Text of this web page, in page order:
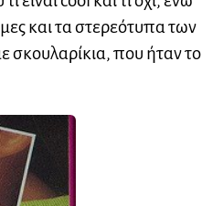
και τα στερεότυπα των
σκουλαρίκια, που ήταν το